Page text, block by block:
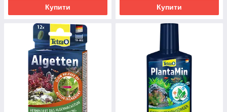
Купити Купити